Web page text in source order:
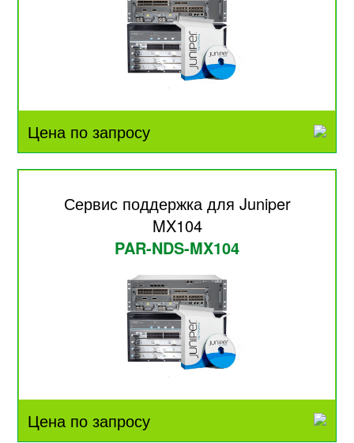
Цена по запросу
Сервис поддержка для Juniper
MX104
PAR-NDS-MX104
Цена по запросу